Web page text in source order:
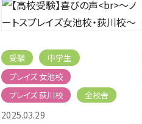
受験
中学生
プレイズ 女池校
プレイズ 荻川校
全校舎
2025.03.29